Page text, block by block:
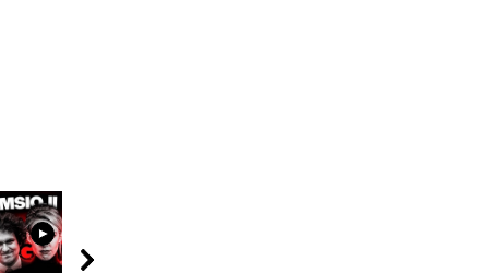
10:24